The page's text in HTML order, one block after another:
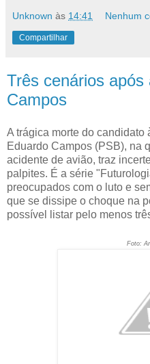
Unknown às 14:41 Nenhum
Compartilhar
Três cenários
Campos
A trágica morte do
Eduardo Campos (PSB), na
acidente de avião, traz
palpites. É a série
preocupados com o luto e
que se dissipe o choque na
possível listar pelo menos
Foto: